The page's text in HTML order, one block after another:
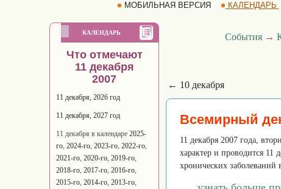
МОБИЛЬНАЯ ВЕРСИЯ КАЛЕНДАРЬ
КАЛЕНДАРЬ
Что отмечают
11 декабря
2007
11 декабря, 2026 год
11 декабря, 2027 год
11 декабря в календаре 2025-
го, 2024-го, 2023-го, 2022-го,
2021-го, 2020-го, 2019-го,
2018-го, 2017-го, 2016-го,
2015-го, 2014-го, 2013-го,
События →
← 10 декабря
Всемирный
11 декабря 2007 года,
характер и проводится 11
хронических заболеваний